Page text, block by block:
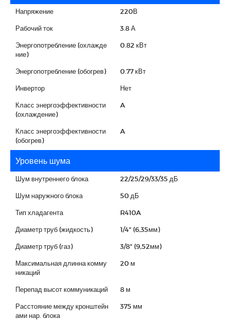
Напряжение 220В
Рабочий ток 3.8 А
Энергопотребление (охлажде
ние)
0.82 кВт
Энергопотребление (обогрев) 0.77 кВт
Инвертор Нет
Класс энергоэффективности
(охлаждение)
A
Класс энергоэффективности
(обогрев)
A
Уровень шума
Шум внутреннего блока 22/25/29/33/35 дБ
Шум наружного блока 50 дБ
Тип хладагента R410A
Диаметр труб (жидкость) 1/4" (6,35мм)
Диаметр труб (газ) 3/8" (9,52мм)
Максимальная длинна комму
никаций
20 м
Перепад высот коммуникаций 8 м
Расстояние между кронштейн
ами нар. блока
375 мм